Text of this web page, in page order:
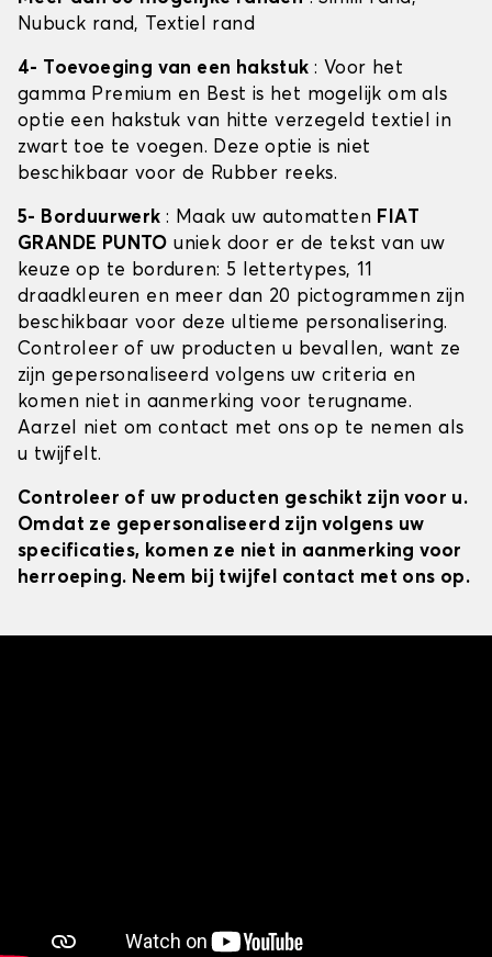
Nubuck rand, Textiel rand
4- Toevoeging van een hakstuk : Voor het
gamma Premium en Best is het mogelijk om als
optie een hakstuk van hitte verzegeld textiel in
zwart toe te voegen. Deze optie is niet
beschikbaar voor de Rubber reeks.
5- Borduurwerk : Maak uw automatten FIAT
GRANDE PUNTO uniek door er de tekst van uw
keuze op te borduren: 5 lettertypes, 11
draadkleuren en meer dan 20 pictogrammen zijn
beschikbaar voor deze ultieme personalisering.
Controleer of uw producten u bevallen, want ze
zijn gepersonaliseerd volgens uw criteria en
komen niet in aanmerking voor terugname.
Aarzel niet om contact met ons op te nemen als
u twijfelt.
Controleer of uw producten geschikt zijn voor u.
Omdat ze gepersonaliseerd zijn volgens uw
specificaties, komen ze niet in aanmerking voor
herroeping. Neem bij twijfel contact met ons op.